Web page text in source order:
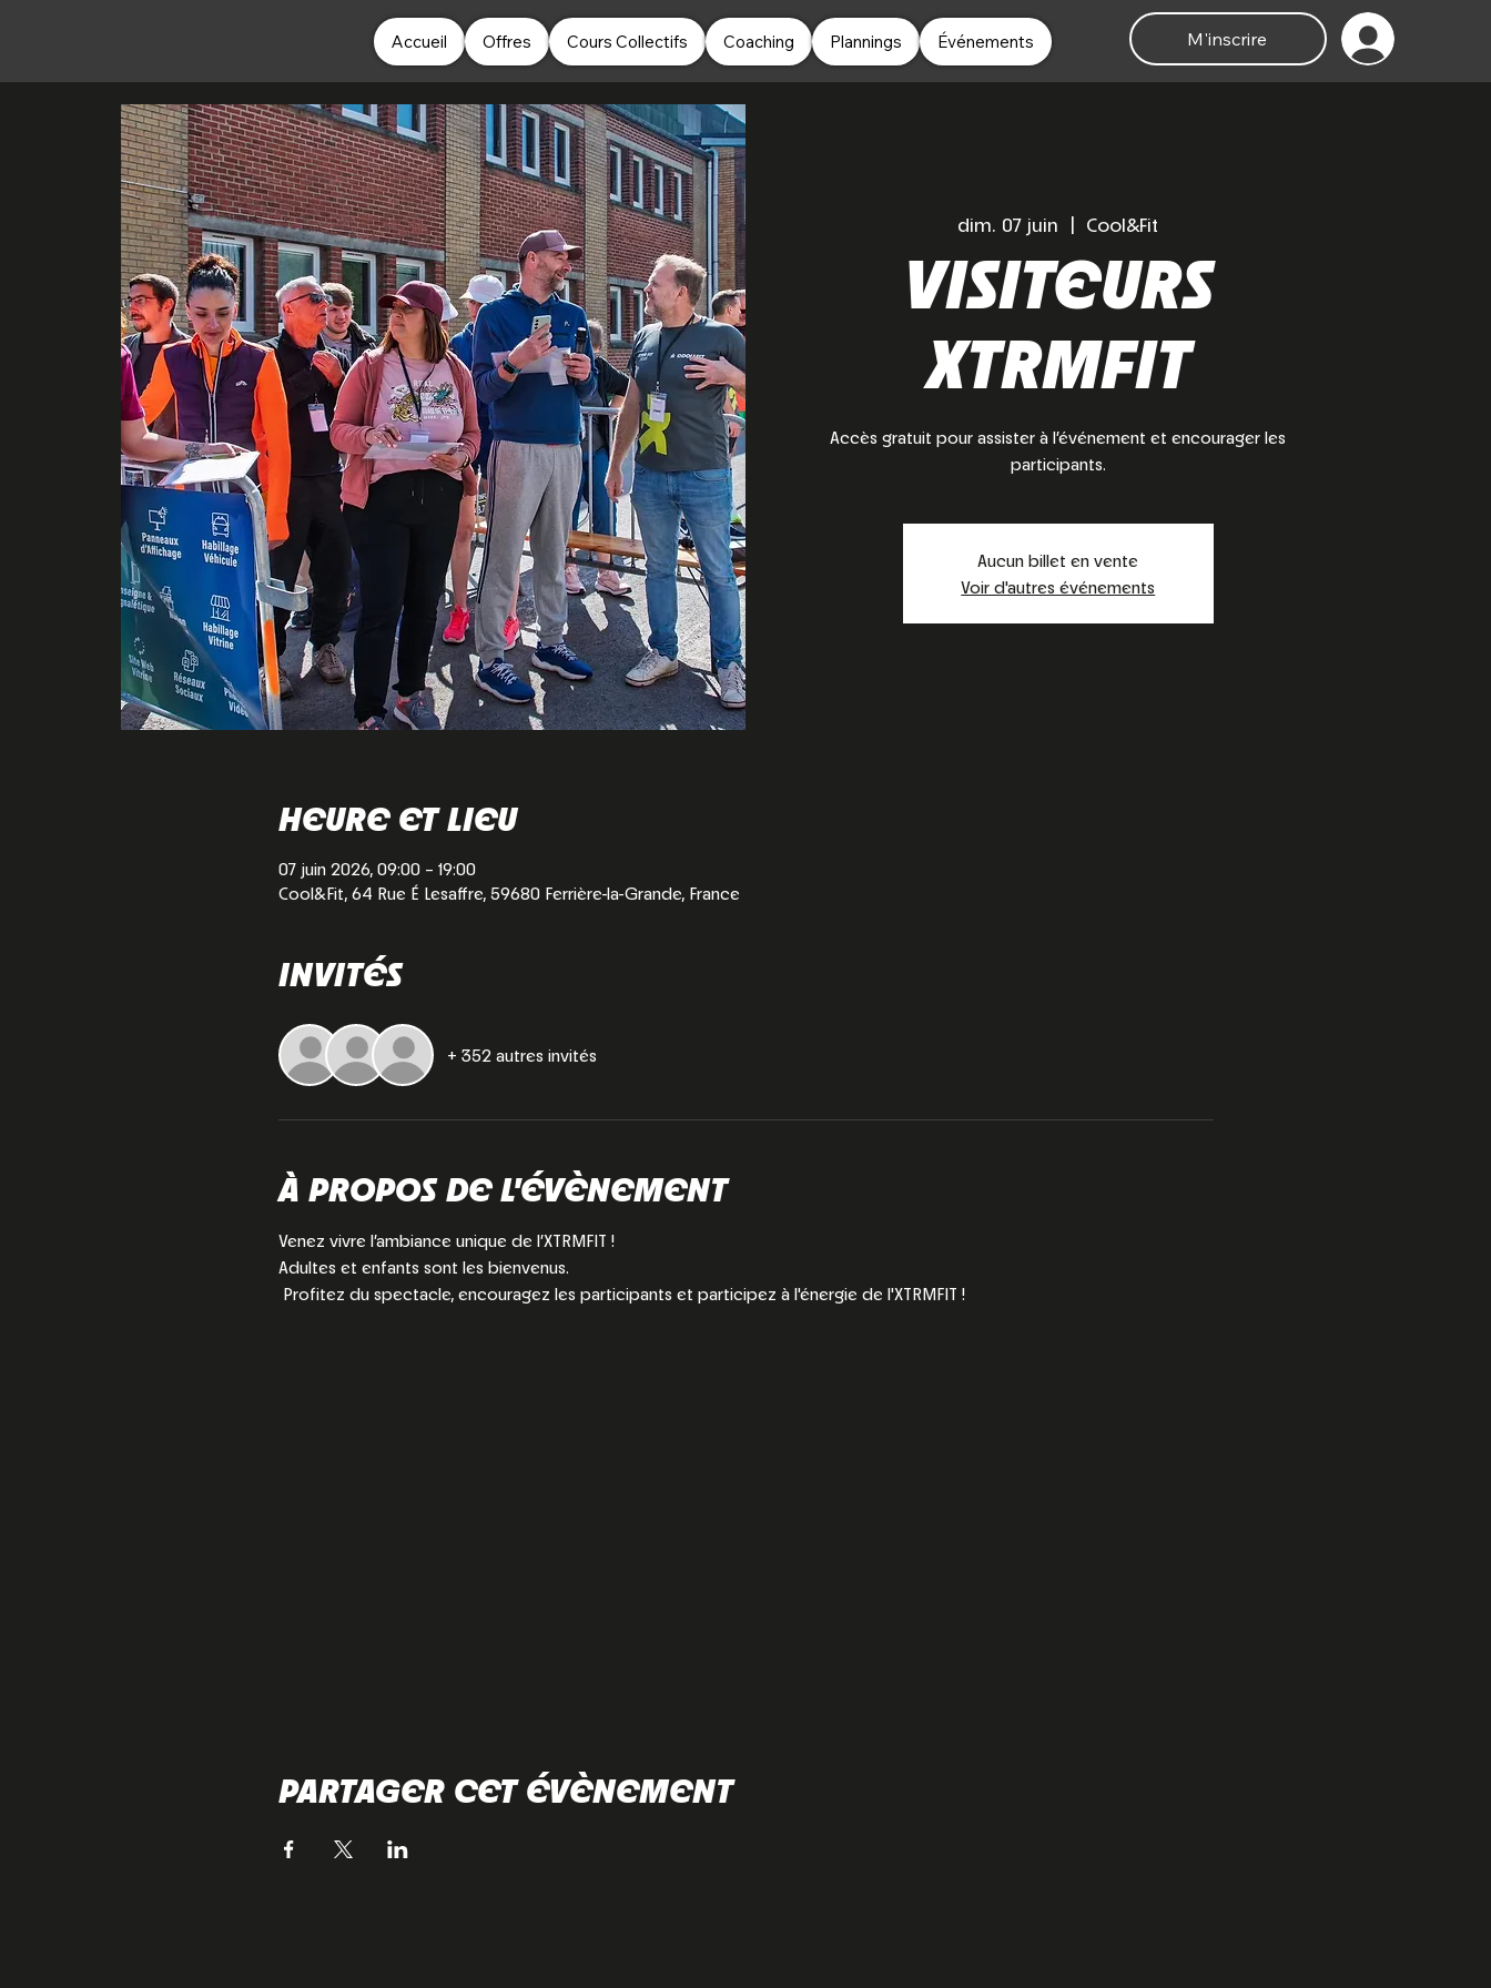
Accueil Offres Cours Collectifs Coaching Plannings Événements M'inscrire
dim. 07 juin
  |
Cool&Fit
VISITEURS
XTRMFIT
Accès gratuit pour assister à l’événement et encourager les
participants.
Aucun billet en vente
Voir d'autres événements
HEURE ET LIEU
07 juin 2026, 09:00 – 19:00
Cool&Fit, 64 Rue É Lesaffre, 59680 Ferrière-la-Grande, France
INVITÉS
+ 352 autres invités
À PROPOS DE L'ÉVÈNEMENT
Venez vivre l’ambiance unique de l’XTRMFIT !
Adultes et enfants sont les bienvenus.
Profitez du spectacle, encouragez les participants et participez à l'énergie de l'XTRMFIT !
PARTAGER CET ÉVÈNEMENT